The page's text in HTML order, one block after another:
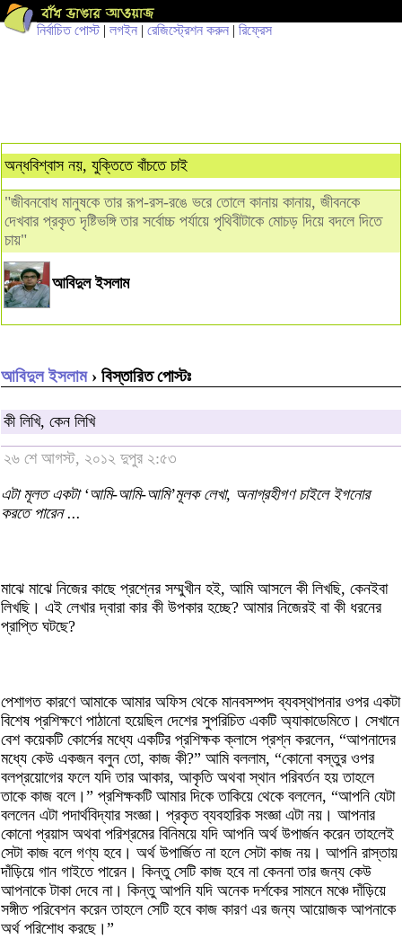
নির্বাচিত পোস্ট| লগইন | রেজিস্ট্রেশন করুন | রিফ্রেস
অন্ধবিশ্বাস নয়, যুক্তিতে বাঁচতে চাই
"জীবনবোধ মানুষকে তার রূপ-রস-রঙে ভরে তোলে কানায় কানায়, জীবনকে
দেখবার প্রকৃত দৃষ্টিভঙ্গি তার সর্বোচ্চ পর্যায়ে পৃথিবীটাকে মোচড় দিয়ে বদলে দিতে
চায়"
আবিদুল ইসলাম
আবিদুল ইসলাম› বিস্তারিত পোস্টঃ
কী লিখি, কেন লিখি
২৬ শে আগস্ট, ২০১২ দুপুর ২:৫৩
এটা মূলত একটা ‘আমি-আমি-আমি’মূলক লেখা, অনাগ্রহীগণ চাইলে ইগনোর
করতে পারেন ...
মাঝে মাঝে নিজের কাছে প্রশ্নের সম্মুখীন হই, আমি আসলে কী লিখছি, কেনইবা
লিখছি। এই লেখার দ্বারা কার কী উপকার হচ্ছে? আমার নিজেরই বা কী ধরনের
প্রাপ্তি ঘটছে?
পেশাগত কারণে আমাকে আমার অফিস থেকে মানবসম্পদ ব্যবস্থাপনার ওপর একটা
বিশেষ প্রশিক্ষণে পাঠানো হয়েছিল দেশের সুপরিচিত একটি অ্যাকাডেমিতে। সেখানে
বেশ কয়েকটি কোর্সের মধ্যে একটির প্রশিক্ষক ক্লাসে প্রশ্ন করলেন, “আপনাদের
মধ্যে কেউ একজন বলুন তো, কাজ কী?” আমি বললাম, “কোনো বস্তুর ওপর
বলপ্রয়োগের ফলে যদি তার আকার, আকৃতি অথবা স্থান পরিবর্তন হয় তাহলে
তাকে কাজ বলে।” প্রশিক্ষকটি আমার দিকে তাকিয়ে থেকে বললেন, “আপনি যেটা
বললেন এটা পদার্থবিদ্যার সংজ্ঞা। প্রকৃত ব্যবহারিক সংজ্ঞা এটা নয়। আপনার
কোনো প্রয়াস অথবা পরিশ্রমের বিনিময়ে যদি আপনি অর্থ উপার্জন করেন তাহলেই
সেটা কাজ বলে গণ্য হবে। অর্থ উপার্জিত না হলে সেটা কাজ নয়। আপনি রাস্তায়
দাঁড়িয়ে গান গাইতে পারেন। কিন্তু সেটি কাজ হবে না কেননা তার জন্য কেউ
আপনাকে টাকা দেবে না। কিন্তু আপনি যদি অনেক দর্শকের সামনে মঞ্চে দাঁড়িয়ে
সঙ্গীত পরিবেশন করেন তাহলে সেটি হবে কাজ কারণ এর জন্য আয়োজক আপনাকে
অর্থ পরিশোধ করছে।”